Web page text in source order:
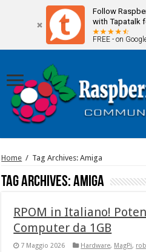
Follow
with Tapatalk
FREE - on
Home / Tag Archives: Amiga
Tag Archives:Amiga
RPOM in Italiano!
Computer da 1GB
7 Maggio 2026 Hardware, MagPi,